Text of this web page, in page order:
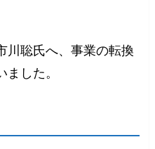
川聡氏へ、事業の転換
した。